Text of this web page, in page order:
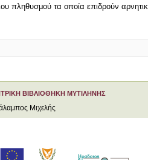
πληθυσμού τα οποία επιδρούν
ΒΙΒΛΙΟΘΗΚΗ ΜΥΤΙΛΗΝΗΣ
Μιχελής